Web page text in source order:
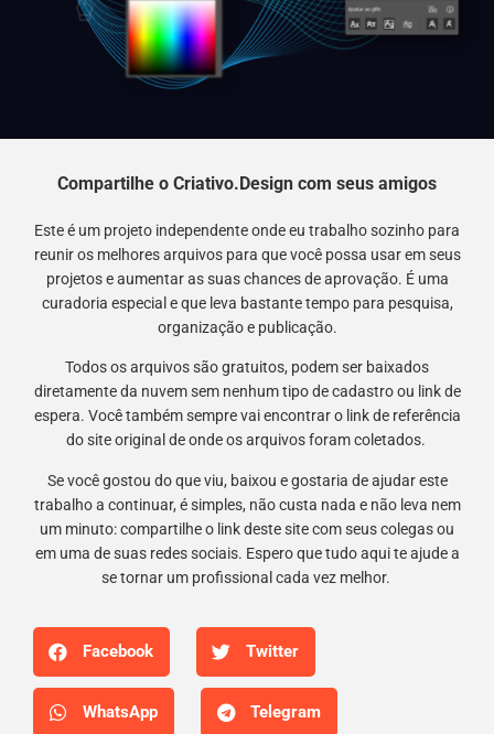
Compartilhe o Criativo.Design com seus amigos
Este é um projeto independente onde eu trabalho sozinho para
reunir os melhores arquivos para que você possa usar em seus
projetos e aumentar as suas chances de aprovação. É uma
curadoria especial e que leva bastante tempo para pesquisa,
organização e publicação.
Todos os arquivos são gratuitos, podem ser baixados
diretamente da nuvem sem nenhum tipo de cadastro ou link de
espera. Você também sempre vai encontrar o link de referência
do site original de onde os arquivos foram coletados.
Se você gostou do que viu, baixou e gostaria de ajudar este
trabalho a continuar, é simples, não custa nada e não leva nem
um minuto: compartilhe o link deste site com seus colegas ou
em uma de suas redes sociais. Espero que tudo aqui te ajude a
se tornar um profissional cada vez melhor.
Facebook Twitter
WhatsApp Telegram